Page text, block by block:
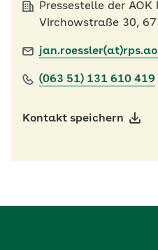
Pressestelle der
Virchowstraße 30,
(063 51) 131 610 419
Kontakt speichern